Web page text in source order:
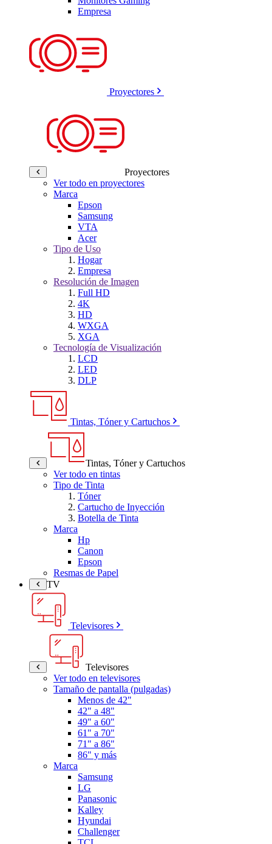
Empresa
Proyectores
Proyectores
Ver todo en proyectores
Marca
Epson
Samsung
VTA
Acer
Tipo de Uso
Hogar
Empresa
Resolución de Imagen
Full HD
4K
HD
WXGA
XGA
Tecnología de Visualización
LCD
LED
DLP
Tintas, Tóner y Cartuchos
Tintas, Tóner y Cartuchos
Ver todo en tintas
Tipo de Tinta
Tóner
Cartucho de Inyección
Botella de Tinta
Marca
Hp
Canon
Epson
Resmas de Papel
TV
Televisores
Televisores
Ver todo en televisores
Tamaño de pantalla (pulgadas)
Menos de 42"
42" a 48"
49" a 60"
61" a 70"
71" a 86"
86" y más
Marca
Samsung
LG
Panasonic
Kalley
Hyundai
Challenger